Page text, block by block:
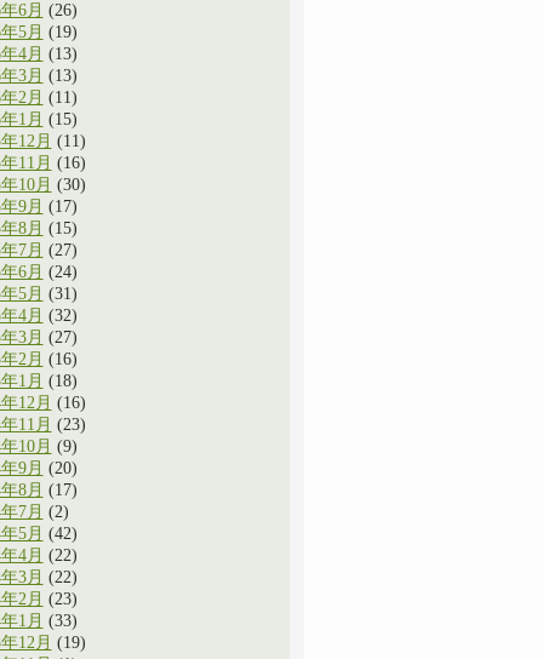
6月 (26)
5月 (19)
4月 (13)
3月 (13)
2月 (11)
1月 (15)
12月 (11)
11月 (16)
10月 (30)
9月 (17)
8月 (15)
7月 (27)
6月 (24)
5月 (31)
4月 (32)
3月 (27)
2月 (16)
1月 (18)
12月 (16)
11月 (23)
10月 (9)
9月 (20)
8月 (17)
7月 (2)
5月 (42)
4月 (22)
3月 (22)
2月 (23)
1月 (33)
12月 (19)